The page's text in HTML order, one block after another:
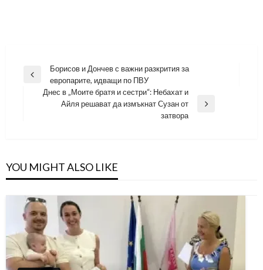
Навигация
Previous
Борисов и Дончев с важни разкрития за
европарите, идващи по ПВУ
Днес в „Моите братя и сестри“: Небахат и
Айля решават да измъкнат Сузан от
затвора
YOU MIGHT ALSO LIKE